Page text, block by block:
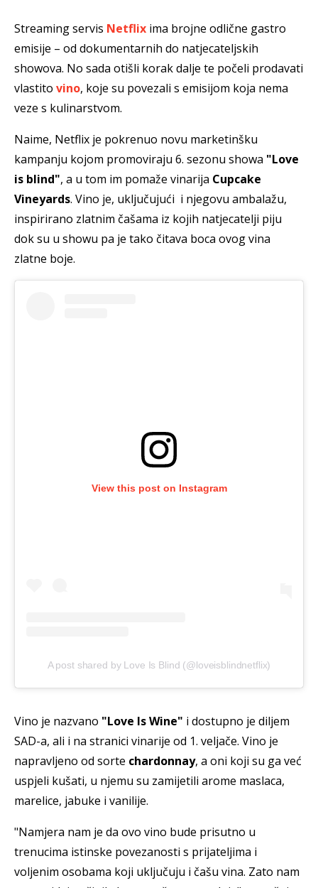
Streaming servis Netflix ima brojne odlične gastro
emisije – od dokumentarnih do natjecateljskih
showova. No sada otišli korak dalje te počeli prodavati
vlastito vino, koje su povezali s emisijom koja nema
veze s kulinarstvom.
Naime, Netflix je pokrenuo novu marketinšku
kampanju kojom promoviraju 6. sezonu showa "Love
is blind", a u tom im pomaže vinarija Cupcake
Vineyards. Vino je, uključujući i njegovu ambalažu,
inspirirano zlatnim čašama iz kojih natjecatelji piju
dok su u showu pa je tako čitava boca ovog vina
zlatne boje.
View this post on Instagram
A post shared by Love Is Blind (@loveisblindnetflix)
Vino je nazvano "Love Is Wine" i dostupno je diljem
SAD-a, ali i na stranici vinarije od 1. veljače. Vino je
napravljeno od sorte chardonnay, a oni koji su ga već
uspjeli kušati, u njemu su zamijetili arome maslaca,
marelice, jabuke i vanilije.
"Namjera nam je da ovo vino bude prisutno u
trenucima istinske povezanosti s prijateljima i
voljenim osobama koji uključuju i čašu vina. Zato nam